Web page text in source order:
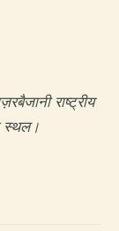
राष्ट्रीय
स्थल।